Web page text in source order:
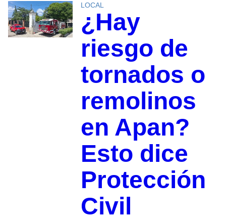
LOCAL
¿Hay
riesgo de
tornados o
remolinos
en Apan?
Esto dice
Protección
Civil